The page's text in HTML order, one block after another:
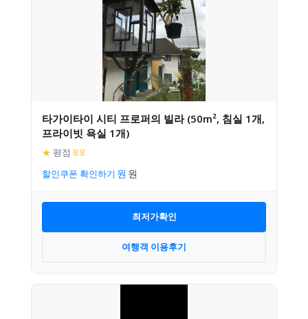
타가이타이 시티 프로퍼의 빌라 (50m², 침실 1개,
프라이빗 욕실 1개)
★ 평점 8.8
할인쿠폰 확인하기
최저가확인
여행객 이용후기